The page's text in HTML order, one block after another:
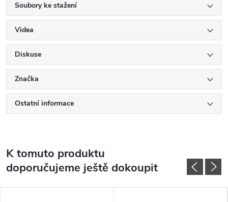
Soubory ke stažení
Videa
Diskuse
Značka
Ostatní informace
K tomuto produktu
doporučujeme ještě dokoupit